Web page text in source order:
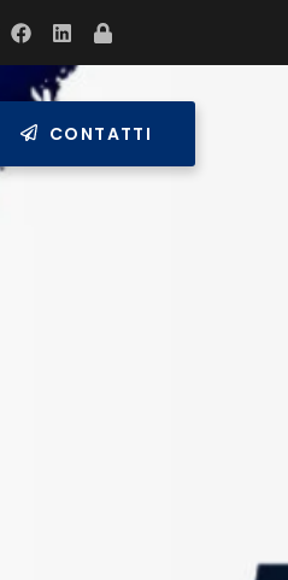
CONTATTI